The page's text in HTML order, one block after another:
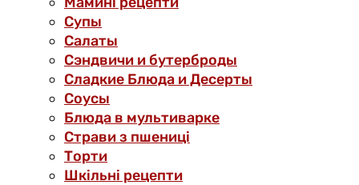
Супы
Салаты
Сэндвичи и бутерброды
Сладкие Блюда и Десерты
Соусы
Блюда в мультиварке
Страви з пшениці
Торти
Шкільні рецепти